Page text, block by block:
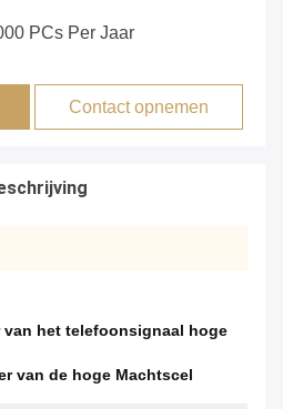
PCs Per Jaar
Contact opnemen
het telefoonsignaal hoge
van de hoge Machtscel